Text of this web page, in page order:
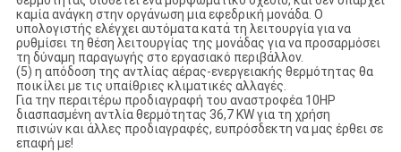
καμία ανάγκη στην οργάνωση μια εφεδρική μονάδα. Ο
υπολογιστής ελέγχει αυτόματα κατά τη λειτουργία για να
ρυθμίσει τη θέση λειτουργίας της μονάδας για να προσαρμόσει
τη δύναμη παραγωγής στο εργασιακό περιβάλλον.
(5) η απόδοση της αντλίας αέρας-ενεργειακής θερμότητας θα
ποικίλει με τις υπαίθριες κλιματικές αλλαγές.
Για την περαιτέρω προδιαγραφή του αναστροφέα 10HP
διασπασμένη αντλία θερμότητας 36,7 KW για τη χρήση
πισινών και άλλες προδιαγραφές, ευπρόσδεκτη να μας έρθει σε
επαφή με!